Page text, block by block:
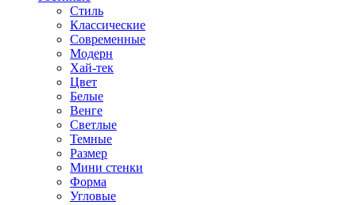
Стиль
Классические
Современные
Модерн
Хай-тек
Цвет
Белые
Венге
Светлые
Темные
Размер
Мини стенки
Форма
Угловые